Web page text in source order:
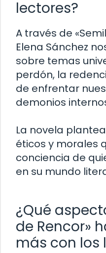
lectores?
A través de
Elena Sánchez
sobre temas
perdón, la
de enfrentar
demonios
La novela
éticos y morales
conciencia de
en su mundo
¿Qué
de Rencor»
más con los